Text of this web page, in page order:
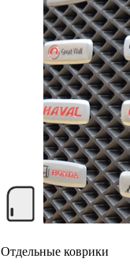
Отдельные коврики